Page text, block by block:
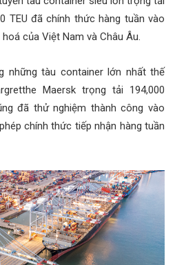
TEU đã chính thức hàng tuần vào
của Việt Nam và Châu Âu.
những tàu container lớn nhất thế
Maersk trọng tải 194,000
đã thử nghiệm thành công vào
chính thức tiếp nhận hàng tuần